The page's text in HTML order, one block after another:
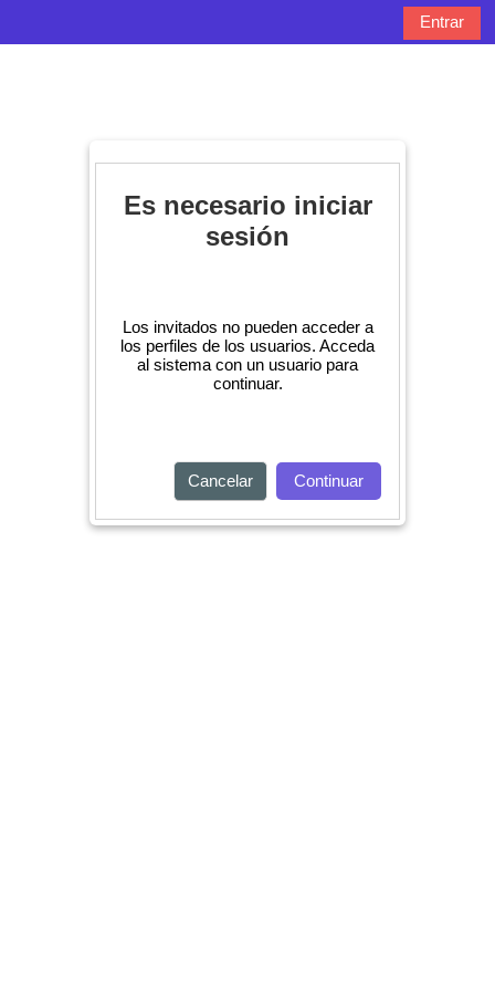
Entrar
Es necesario iniciar
sesión
Los invitados no pueden acceder a
los perfiles de los usuarios. Acceda
al sistema con un usuario para
continuar.
Cancelar Continuar